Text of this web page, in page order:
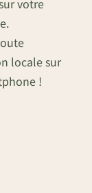
votre
locale sur
!